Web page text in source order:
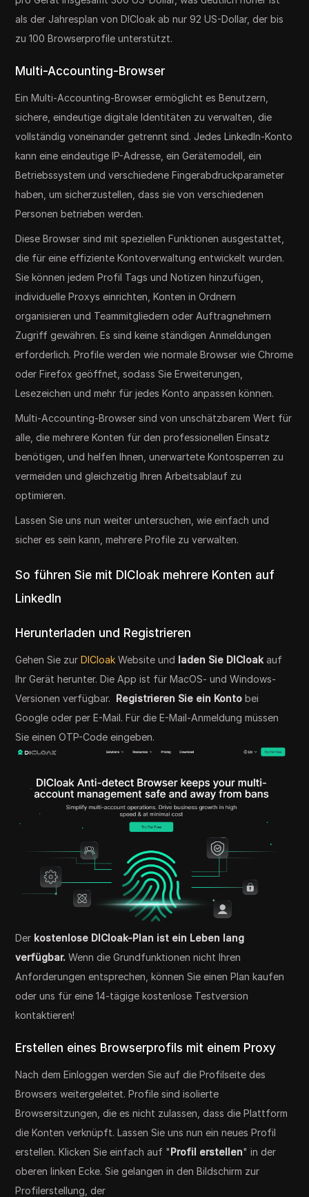
als der Jahresplan von DICloak ab nur 92 US-Dollar, der bis
zu 100 Browserprofile unterstützt.
Multi-Accounting-Browser
Ein Multi-Accounting-Browser ermöglicht es Benutzern,
sichere, eindeutige digitale Identitäten zu verwalten, die
vollständig voneinander getrennt sind. Jedes LinkedIn-Konto
kann eine eindeutige IP-Adresse, ein Gerätemodell, ein
Betriebssystem und verschiedene Fingerabdruckparameter
haben, um sicherzustellen, dass sie von verschiedenen
Personen betrieben werden.
Diese Browser sind mit speziellen Funktionen ausgestattet,
die für eine effiziente Kontoverwaltung entwickelt wurden.
Sie können jedem Profil Tags und Notizen hinzufügen,
individuelle Proxys einrichten, Konten in Ordnern
organisieren und Teammitgliedern oder Auftragnehmern
Zugriff gewähren. Es sind keine ständigen Anmeldungen
erforderlich. Profile werden wie normale Browser wie Chrome
oder Firefox geöffnet, sodass Sie Erweiterungen,
Lesezeichen und mehr für jedes Konto anpassen können.
Multi-Accounting-Browser sind von unschätzbarem Wert für
alle, die mehrere Konten für den professionellen Einsatz
benötigen, und helfen Ihnen, unerwartete Kontosperren zu
vermeiden und gleichzeitig Ihren Arbeitsablauf zu
optimieren.
Lassen Sie uns nun weiter untersuchen, wie einfach und
sicher es sein kann, mehrere Profile zu verwalten.
So führen Sie mit DICloak mehrere Konten auf
LinkedIn
Herunterladen und Registrieren
Gehen Sie zurDICloak Website und laden Sie DICloak auf
Ihr Gerät herunter. Die App ist für MacOS- und Windows-
Versionen verfügbar. Registrieren Sie ein Konto bei
Google oder per E-Mail. Für die E-Mail-Anmeldung müssen
Sie einen OTP-Code eingeben.
Der kostenlose DICloak-Plan ist ein Leben lang
verfügbar.Wenn die Grundfunktionen nicht Ihren
Anforderungen entsprechen, können Sie einen Plan kaufen
oder uns für eine 14-tägige kostenlose Testversion
kontaktieren!
Erstellen eines Browserprofils mit einem Proxy
Nach dem Einloggen werden Sie auf die Profilseite des
Browsers weitergeleitet. Profile sind isolierte
Browsersitzungen, die es nicht zulassen, dass die Plattform
die Konten verknüpft. Lassen Sie uns nun ein neues Profil
erstellen. Klicken Sie einfach auf "Profil erstellen" in der
oberen linken Ecke. Sie gelangen in den Bildschirm zur
Profilerstellung, der